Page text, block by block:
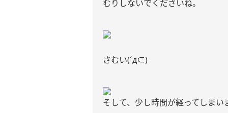
むりしないでくださいね。
さむい(´д⊂)
そして、少し時間が経ってしまい